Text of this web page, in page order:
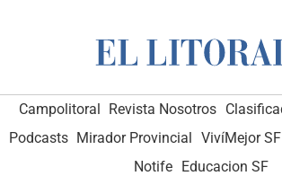
Campolitoral Revista Nosotros
Podcasts Mirador Provincial VivíMejor SF
Notife Educacion SF